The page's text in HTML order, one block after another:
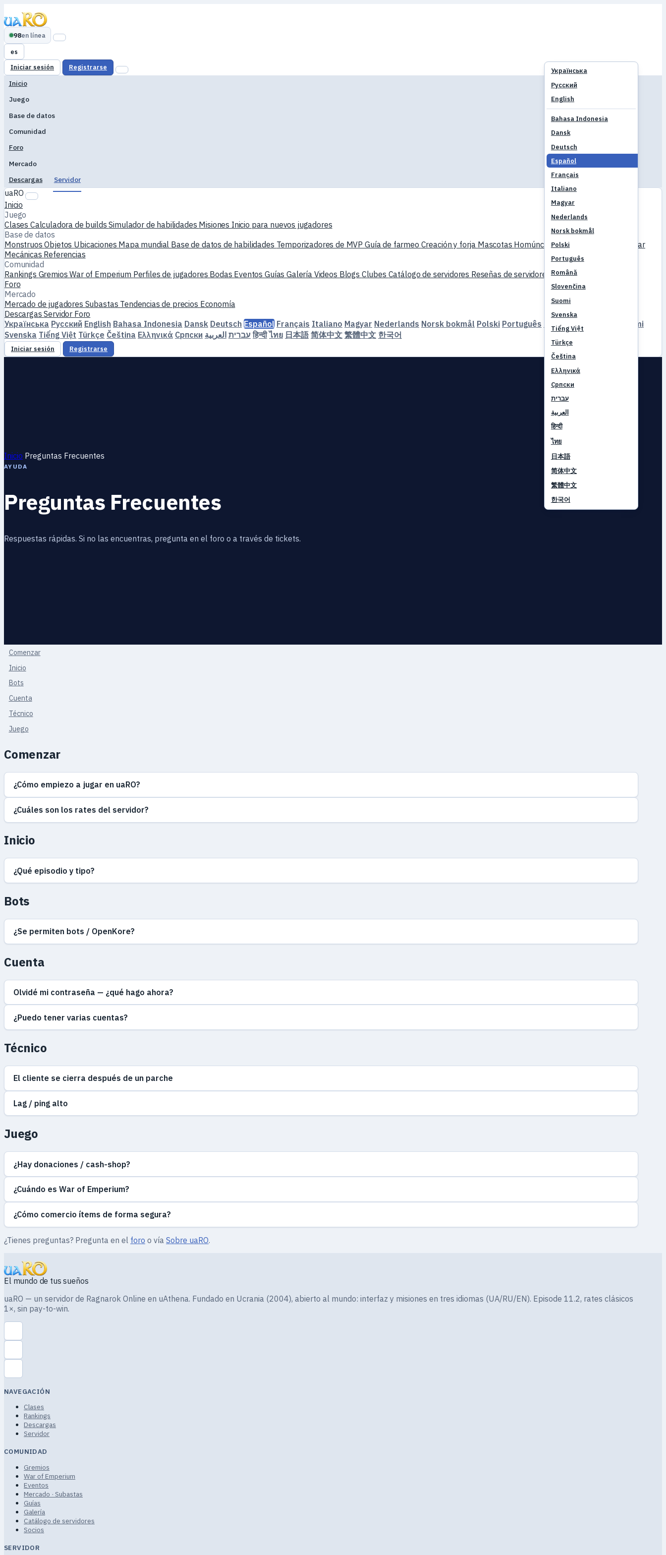
98en línea
es
Українська
Русский
English
Bahasa Indonesia
Dansk
Deutsch
Español
Français
Italiano
Magyar
Nederlands
Norsk bokmål
Polski
Português
Română
Slovenčina
Suomi
Svenska
Tiếng Việt
Türkçe
Čeština
Ελληνικά
Српски
עברית
العربية
हिन्दी
ไทย
日本語
简体中文
繁體中文
한국어
Iniciar sesión Registrarse
Inicio
Juego
Base de datos
Comunidad
Foro
Mercado
Descargas
Servidor
uaRO
Inicio
Juego
Clases Calculadora de buildsSimulador de habilidades Misiones Inicio para nuevos jugadores
Base de datos
MonstruosObjetos Ubicaciones Mapa mundial Base de datos de habilidades Temporizadores de MVPGuía de farmeo Creación y forja Mascotas HomúnculosSubir de nivel
Comparar
Mecánicas Referencias
Comunidad
Rankings GremiosWar of Emperium Perfiles de jugadores Bodas EventosGuíasGalería Videos Blogs Clubes Catálogo de servidores Reseñas de servidoresSocios
Foro
Mercado
Mercado de jugadores Subastas Tendencias de precios Economía
DescargasServidor Foro
Українська Русский English Bahasa Indonesia Dansk Deutsch Español Français Italiano Magyar Nederlands Norsk bokmål Polski Português Română Slovenčina
Suomi
Svenska Tiếng Việt Türkçe Čeština Ελληνικά Српски עברית العربية हिन्दी ไทย 日本語 简体中文 繁體中文 한국어
Iniciar sesión Registrarse
Inicio Preguntas Frecuentes
AYUDA
Preguntas Frecuentes
Respuestas rápidas. Si no las encuentras, pregunta en el foro o a través de tickets.
Comenzar
Inicio
Bots
Cuenta
Técnico
Juego
Comenzar
¿Cómo empiezo a jugar en uaRO?
¿Cuáles son los rates del servidor?
Inicio
¿Qué episodio y tipo?
Bots
¿Se permiten bots / OpenKore?
Cuenta
Olvidé mi contraseña — ¿qué hago ahora?
¿Puedo tener varias cuentas?
Técnico
El cliente se cierra después de un parche
Lag / ping alto
Juego
¿Hay donaciones / cash-shop?
¿Cuándo es War of Emperium?
¿Cómo comercio ítems de forma segura?
¿Tienes preguntas? Pregunta en el foro o vía Sobre uaRO.
El mundo de tus sueños
uaRO — un servidor de Ragnarok Online en uAthena. Fundado en Ucrania (2004), abierto al mundo: interfaz y misiones en tres idiomas (UA/RU/EN). Episode 11.2, rates clásicos
1×, sin pay-to-win.
NAVEGACIÓN
Clases
Rankings
Descargas
Servidor
COMUNIDAD
Gremios
War of Emperium
Eventos
Mercado · Subastas
Guías
Galería
Catálogo de servidores
Socios
SERVIDOR